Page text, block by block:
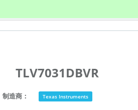
TLV7031DBVR
制造商： Texas Instruments